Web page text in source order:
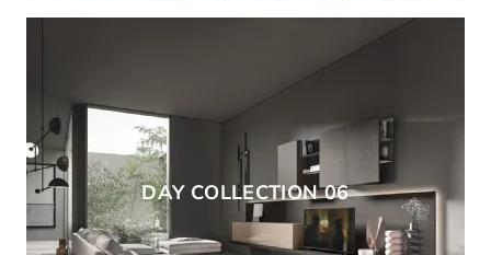
DAY COLLECTION 06